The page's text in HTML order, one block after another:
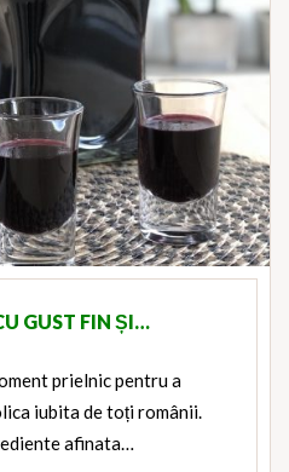
GUST FIN ȘI…
prielnic pentru a
iubita de toți românii.
afinata…